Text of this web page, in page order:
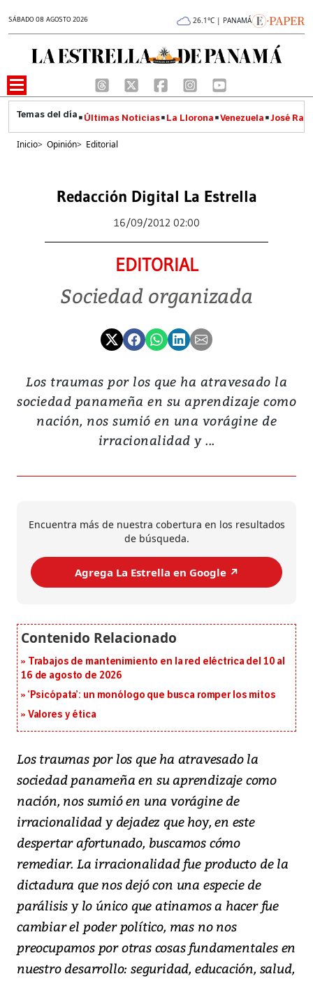
SÁBADO 08 AGOSTO 2026 26.1°C | PANAMÁ
Últimas Noticias La Llorona Venezuela José
Inicio> Opinión> Editorial
Redacción Digital La Estrella
16/09/2012 02:00
EDITORIAL
Sociedad organizada
Los traumas por los que ha atravesado la
sociedad panameña en su aprendizaje como
nación, nos sumió en una vorágine de
irracionalidad y ...
Encuentra más de nuestra cobertura en los resultados
de búsqueda.
Agrega La Estrella en Google ↗️
Trabajos de mantenimiento en la red eléctrica del 10 al
16 de agosto de 2026
‘Psicópata’: un monólogo que busca romper los mitos
Valores y ética
Los traumas por los que ha atravesado la
sociedad panameña en su aprendizaje como
nación, nos sumió en una vorágine de
irracionalidad y dejadez que hoy, en este
despertar afortunado, buscamos cómo
remediar. La irracionalidad fue producto de la
dictadura que nos dejó con una especie de
parálisis y lo único que atinamos a hacer fue
cambiar el poder político, mas no nos
preocupamos por otras cosas fundamentales en
nuestro desarrollo: seguridad, educación, salud,